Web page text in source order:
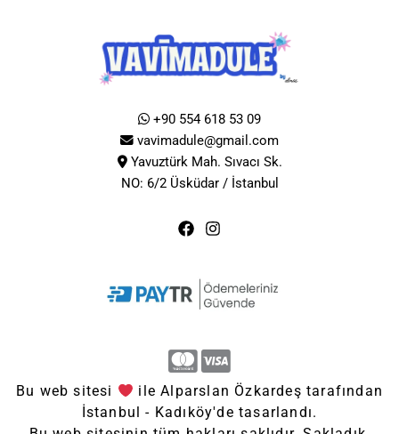
+90 554 618 53 09
vavimadule@gmail.com
Yavuztürk Mah. Sıvacı Sk.
NO: 6/2 Üsküdar / İstanbul
Bu web sitesi
ile Alparslan Özkardeş tarafından
İstanbul - Kadıköy'de tasarlandı.